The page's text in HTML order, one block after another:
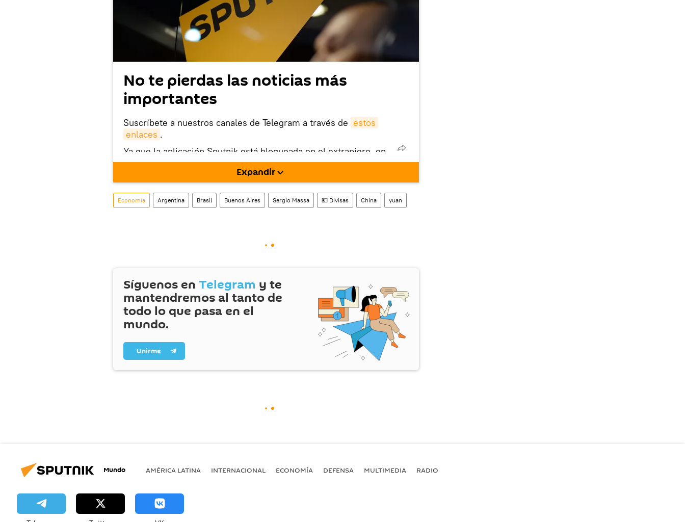
No te pierdas las noticias más
importantes
Suscríbete a nuestros canales de Telegram a través de estos
enlaces .
Ya que la aplicación Sputnik está bloqueada en el extranjero, en
este enlace puedes descargarla e instalarla en tu dispositivo
También tenemos una cuenta en la red social rusa VK .
Expandir
Economía Argentina Brasil Buenos Aires Sergio Massa 💶 Divisas China yuan
Síguenos en Telegram y te
mantendremos al tanto de
todo lo que pasa en el
mundo.
Unirme
Mundo AMÉRICA LATINA INTERNACIONAL ECONOMÍA DEFENSA MULTIMEDIA RADIO